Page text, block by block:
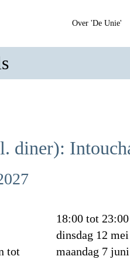
Over 'De Unie'
diner):
18:00 tot
dinsdag 12
tot
maandag 7